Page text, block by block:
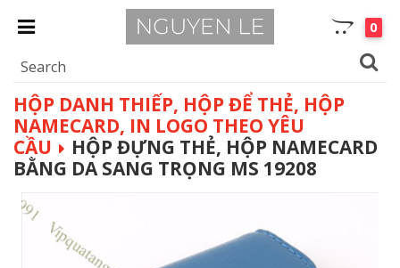
0
HỘP DANH THIẾP, HỘP ĐỂ THẺ, HỘP
NAMECARD, IN LOGO THEO YÊU
CẦU
HỘP ĐỰNG THẺ, HỘP NAMECARD
BẰNG DA SANG TRỌNG MS 19208